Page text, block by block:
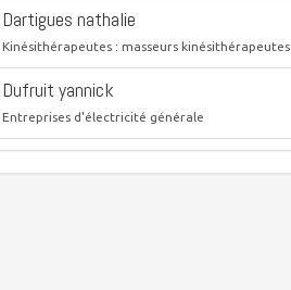
Dartigues nathalie
Kinésithérapeutes : masseurs kinésithérapeutes
Dufruit yannick
Entreprises d'électricité générale